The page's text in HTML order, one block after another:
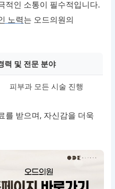
적인 소통이 필수적입니다.
노력는 오드의원의
력 및 전문 분야
피부과 모든 시술 진행
를 받으며, 자신감을 더욱